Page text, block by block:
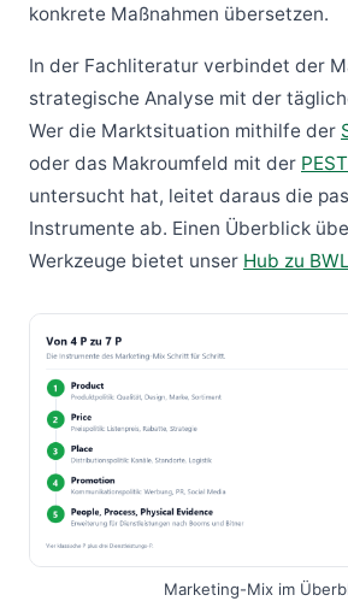
konkrete Maßnahmen übersetzen.
In der Fachliteratur verbindet der
strategische Analyse mit der
Wer die Marktsituation mithilfe der
oder das Makroumfeld mit der
untersucht hat, leitet daraus die
Instrumente ab. Einen Überblick
Werkzeuge bietet unser Hub zu
Marketing-Mix im